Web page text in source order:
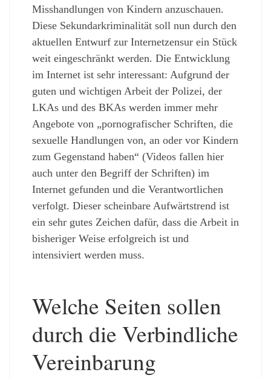
Misshandlungen von Kindern anzuschauen.
Diese Sekundarkriminalität soll nun durch den
aktuellen Entwurf zur Internetzensur ein Stück
weit eingeschränkt werden. Die Entwicklung
im Internet ist sehr interessant: Aufgrund der
guten und wichtigen Arbeit der Polizei, der
LKAs und des BKAs werden immer mehr
Angebote von „pornografischer Schriften, die
sexuelle Handlungen von, an oder vor Kindern
zum Gegenstand haben“ (Videos fallen hier
auch unter den Begriff der Schriften) im
Internet gefunden und die Verantwortlichen
verfolgt. Dieser scheinbare Aufwärtstrend ist
ein sehr gutes Zeichen dafür, dass die Arbeit in
bisheriger Weise erfolgreich ist und
intensiviert werden muss.
Welche Seiten sollen
durch die Verbindliche
Vereinbarung